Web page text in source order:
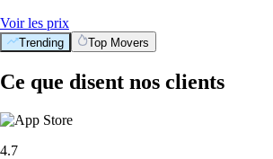
Voir les prix
Trending Top Movers
Ce que disent nos clients
4.7